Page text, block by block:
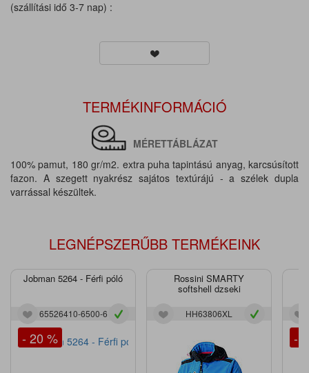
(szállítási idő 3-7 nap) :
TERMÉKINFORMÁCIÓ
MÉRETTÁBLÁZAT
100% pamut, 180 gr/m2. extra puha tapintású anyag, karcsúsított
fazon. A szegett nyakrész sajátos textúrájú - a szélek dupla
varrással készültek.
LEGNÉPSZERŰBB TERMÉKEINK
Jobman 5264 - Férfi póló
65526410-6500-6
- 20 %
Rossini SMARTY
softshell dzseki
HH63806XL
-